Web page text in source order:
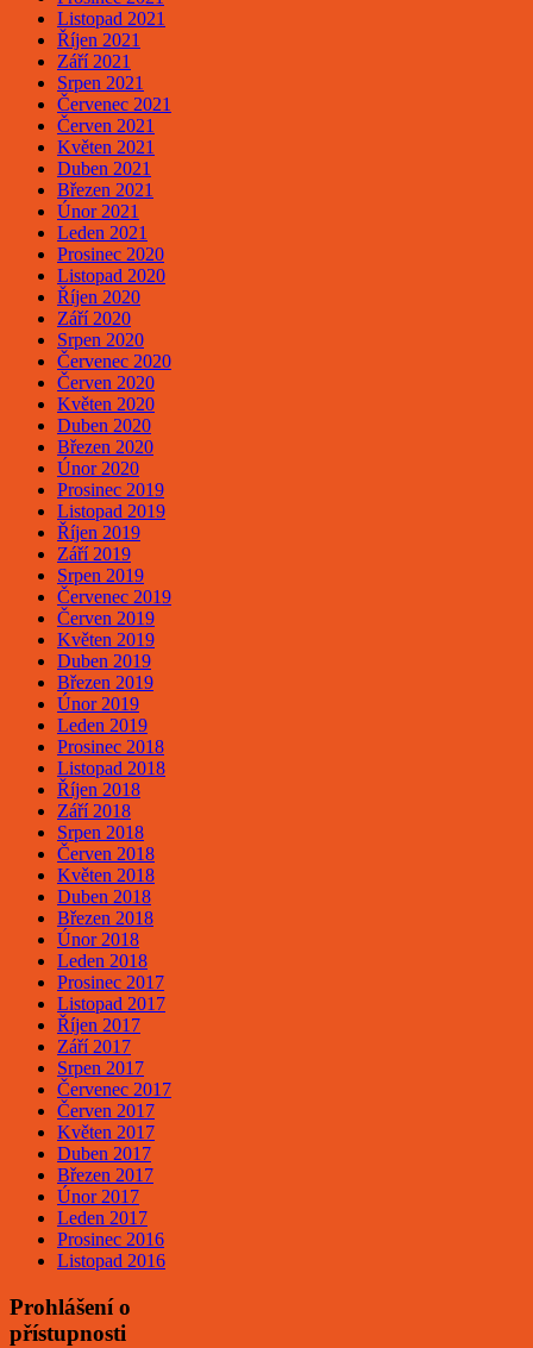
Listopad 2021
Říjen 2021
Září 2021
Srpen 2021
Červenec 2021
Červen 2021
Květen 2021
Duben 2021
Březen 2021
Únor 2021
Leden 2021
Prosinec 2020
Listopad 2020
Říjen 2020
Září 2020
Srpen 2020
Červenec 2020
Červen 2020
Květen 2020
Duben 2020
Březen 2020
Únor 2020
Prosinec 2019
Listopad 2019
Říjen 2019
Září 2019
Srpen 2019
Červenec 2019
Červen 2019
Květen 2019
Duben 2019
Březen 2019
Únor 2019
Leden 2019
Prosinec 2018
Listopad 2018
Říjen 2018
Září 2018
Srpen 2018
Červen 2018
Květen 2018
Duben 2018
Březen 2018
Únor 2018
Leden 2018
Prosinec 2017
Listopad 2017
Říjen 2017
Září 2017
Srpen 2017
Červenec 2017
Červen 2017
Květen 2017
Duben 2017
Březen 2017
Únor 2017
Leden 2017
Prosinec 2016
Listopad 2016
Prohlášení o
přístupnosti